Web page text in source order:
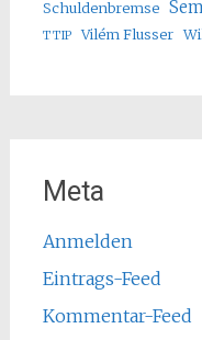
Schuldenbremse
TTIP
Vilém Flusser
Meta
Anmelden
Eintrags-Feed
Kommentar-Feed